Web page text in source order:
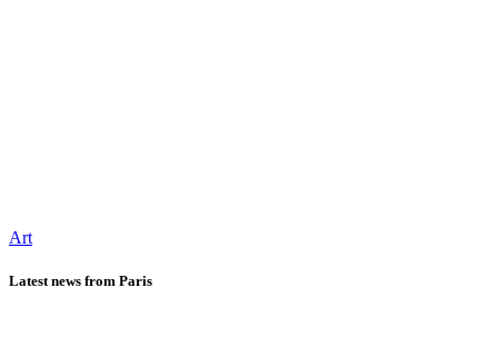
Art
Latest news from Paris